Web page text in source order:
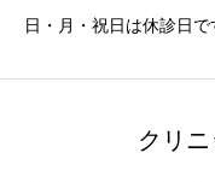
日・月・祝日は休診日で
クリ